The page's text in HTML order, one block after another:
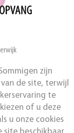
zijn
de site, terwijl
te
of u deze
u onze cookies